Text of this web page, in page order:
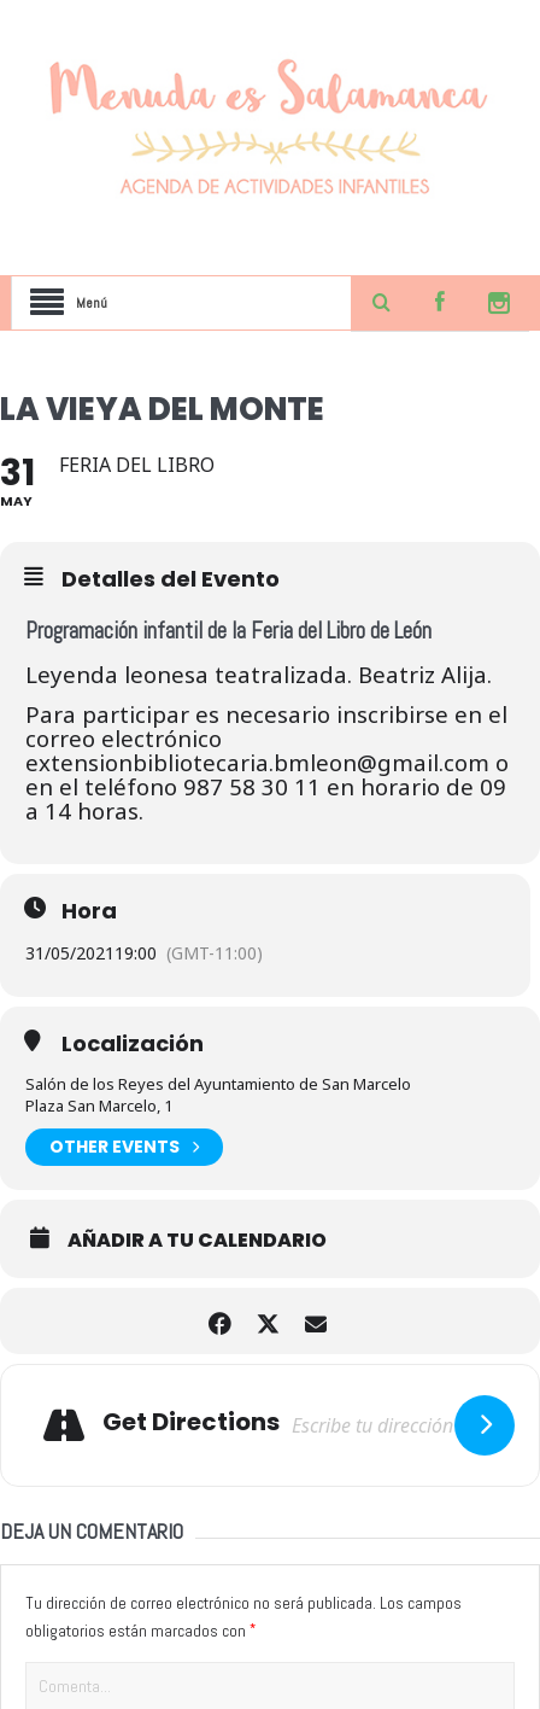
Menú
LA VIEYA DEL MONTE
31
MAY
FERIA DEL LIBRO
Detalles del Evento
Programación infantil de la Feria del Libro de León
Leyenda leonesa teatralizada. Beatriz Alija.
Para participar es necesario inscribirse en el
correo electrónico
extensionbibliotecaria.bmleon@gmail.com o
en el teléfono 987 58 30 11 en horario de 09
a 14 horas.
Hora
31/05/2021 19:00 (GMT-11:00)
Localización
Salón de los Reyes del Ayuntamiento de San Marcelo
Plaza San Marcelo, 1
OTHER EVENTS
AÑADIR A TU CALENDARIO
Get Directions
DEJA UN COMENTARIO
Tu dirección de correo electrónico no será publicada. Los campos
obligatorios están marcados con *